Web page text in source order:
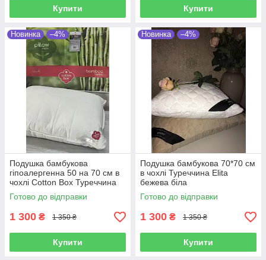
Купити Купити
Новинка –4%
Подушка бамбукова
гіпоалергенна 50 на 70 см в
чохлі Cotton Box Туреччина
біла
Готово до відправки
1 300 ₴ 1 350 ₴
Купити
Новинка –4%
Подушка бамбукова 70*70 см
в чохлі Туреччина Elita
бежева біла
Готово до відправки
1 300 ₴ 1 350 ₴
Купити